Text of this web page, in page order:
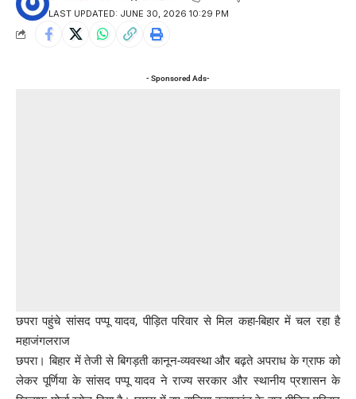
LAST UPDATED: JUNE 30, 2026 10:29 PM
- Sponsored Ads-
छपरा पहुंचे सांसद पप्पू यादव, पीड़ित परिवार से मिल कहा-बिहार में चल रहा है
महाजंगलराज
छपरा। बिहार में तेजी से बिगड़ती कानून-व्यवस्था और बढ़ते अपराध के ग्राफ को
लेकर पूर्णिया के सांसद पप्पू यादव ने राज्य सरकार और स्थानीय प्रशासन के